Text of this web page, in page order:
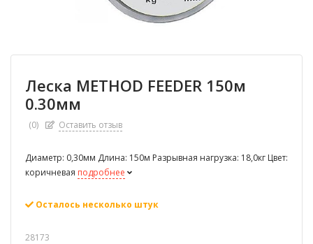
Леска METHOD FEEDER 150м
0.30мм
(0) Оставить отзыв
Диаметр: 0,30мм Длина: 150м Разрывная нагрузка: 18,0кг Цвет:
коричневая подробнее
Осталось несколько штук
28173